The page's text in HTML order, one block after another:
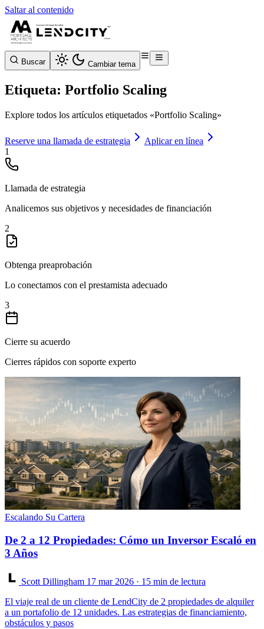
Saltar al contenido
Buscar Cambiar tema
Etiqueta: Portfolio Scaling
Explore todos los artículos etiquetados «Portfolio Scaling»
Reserve una llamada de estrategia
Aplicar en línea
1
Llamada de estrategia
Analicemos sus objetivos y necesidades de financiación
2
Obtenga preaprobación
Lo conectamos con el prestamista adecuado
3
Cierre su acuerdo
Cierres rápidos con soporte experto
Escalando Su Cartera
De 2 a 12 Propiedades: Cómo un Inversor Escaló en
3 Años
Scott Dillingham 17 mar 2026 · 15 min de lectura
El viaje real de un cliente de LendCity de 2 propiedades de alquiler
a un portafolio de 12 unidades. Las estrategias de financiamiento,
obstáculos y pasos